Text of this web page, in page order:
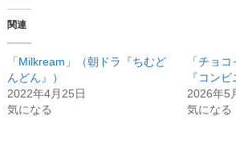
関連
「Milkream」（朝ドラ『ちむど
んどん』）
2022年4月25日
気になる
「チョ
『コンビ
2026年5
気になる